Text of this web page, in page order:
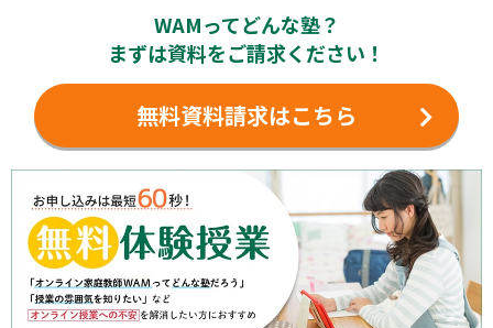
主語と場面を確認しながら読むことが大切です。漢字
は、書けるかどうかまで確認しましょう。
の選択肢が正解なのか、なぜ他の選択肢が違うのかを
確認しましょう。記述問題では、本文中の言葉を使っ
て答える練習をしておくと得点につながります。
WAMってどんな塾？
まずは資料をご請求ください！
無料資料請求はこちら